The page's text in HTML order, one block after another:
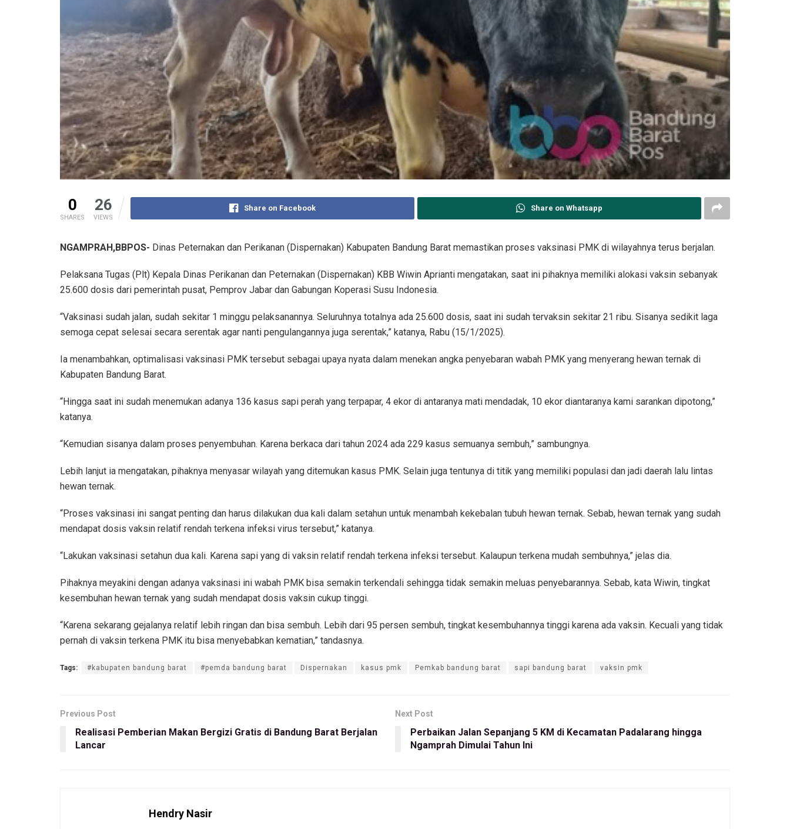
0
SHARES
26
VIEWS
Share on Facebook Share on Whatsapp
NGAMPRAH,BBPOS- Dinas Peternakan dan Perikanan (Dispernakan) Kabupaten Bandung Barat memastikan proses vaksinasi PMK di wilayahnya terus berjalan.
Pelaksana Tugas (Plt) Kepala Dinas Perikanan dan Peternakan (Dispernakan) KBB Wiwin Aprianti mengatakan, saat ini pihaknya memiliki alokasi vaksin sebanyak
25.600 dosis dari pemerintah pusat, Pemprov Jabar dan Gabungan Koperasi Susu Indonesia.
“Vaksinasi sudah jalan, sudah sekitar 1 minggu pelaksanannya. Seluruhnya totalnya ada 25.600 dosis, saat ini sudah tervaksin sekitar 21 ribu. Sisanya sedikit laga
semoga cepat selesai secara serentak agar nanti pengulangannya juga serentak,” katanya, Rabu (15/1/2025).
Ia menambahkan, optimalisasi vaksinasi PMK tersebut sebagai upaya nyata dalam menekan angka penyebaran wabah PMK yang menyerang hewan ternak di
Kabupaten Bandung Barat.
“Hingga saat ini sudah menemukan adanya 136 kasus sapi perah yang terpapar, 4 ekor di antaranya mati mendadak, 10 ekor diantaranya kami sarankan dipotong,”
katanya.
“Kemudian sisanya dalam proses penyembuhan. Karena berkaca dari tahun 2024 ada 229 kasus semuanya sembuh,” sambungnya.
Lebih lanjut ia mengatakan, pihaknya menyasar wilayah yang ditemukan kasus PMK. Selain juga tentunya di titik yang memiliki populasi dan jadi daerah lalu lintas
hewan ternak.
“Proses vaksinasi ini sangat penting dan harus dilakukan dua kali dalam setahun untuk menambah kekebalan tubuh hewan ternak. Sebab, hewan ternak yang sudah
mendapat dosis vaksin relatif rendah terkena infeksi virus tersebut,” katanya.
“Lakukan vaksinasi setahun dua kali. Karena sapi yang di vaksin relatif rendah terkena infeksi tersebut. Kalaupun terkena mudah sembuhnya,” jelas dia.
Pihaknya meyakini dengan adanya vaksinasi ini wabah PMK bisa semakin terkendali sehingga tidak semakin meluas penyebarannya. Sebab, kata Wiwin, tingkat
kesembuhan hewan ternak yang sudah mendapat dosis vaksin cukup tinggi.
“Karena sekarang gejalanya relatif lebih ringan dan bisa sembuh. Lebih dari 95 persen sembuh, tingkat kesembuhannya tinggi karena ada vaksin. Kecuali yang tidak
pernah di vaksin terkena PMK itu bisa menyebabkan kematian,” tandasnya.
Tags: #kabupaten bandung barat #pemda bandung barat Dispernakan kasus pmk Pemkab bandung barat sapi bandung barat vaksin pmk
Previous Post
Realisasi Pemberian Makan Bergizi Gratis di Bandung Barat Berjalan
Lancar
Next Post
Perbaikan Jalan Sepanjang 5 KM di Kecamatan Padalarang hingga
Ngamprah Dimulai Tahun Ini
Hendry Nasir